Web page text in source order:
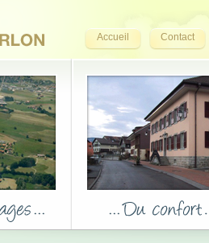
Accueil Contact